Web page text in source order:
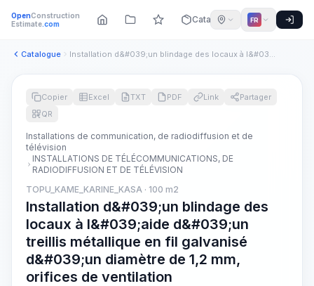
OpenConstruction
Estimate.com Catalogue FR
Catalogue Installation d&#039;un blindage des locaux à l&#039;aide d&#...
Copier Excel TXT PDF Link
Partager
QR
Installations de communication, de radiodiffusion et de
télévision
INSTALLATIONS DE TÉLÉCOMMUNICATIONS, DE
RADIODIFFUSION ET DE TÉLÉVISION
TOPU_KAME_KARINE_KASA · 100 m2
Installation d&#039;un blindage des
locaux à l&#039;aide d&#039;un
treillis métallique en fil galvanisé
d&#039;un diamètre de 1,2 mm,
orifices de ventilation